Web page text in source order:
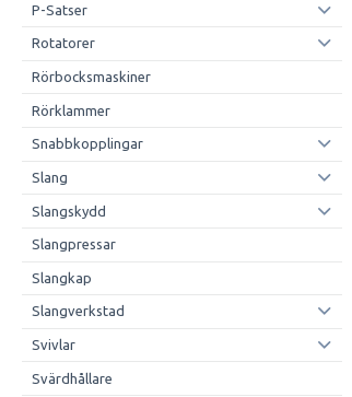
P-Satser
Rotatorer
Rörbocksmaskiner
Rörklammer
Snabbkopplingar
Slang
Slangskydd
Slangpressar
Slangkap
Slangverkstad
Svivlar
Svärdhållare